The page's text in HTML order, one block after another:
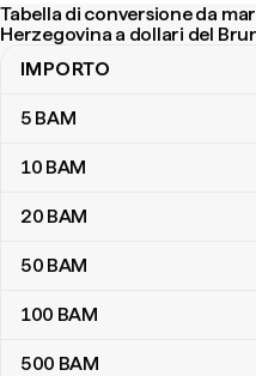
Tabella di conversione da
Herzegovina a dollari del
Tabella di conversione da
IMPORTO
5 BAM
10 BAM
20 BAM
50 BAM
100 BAM
500 BAM